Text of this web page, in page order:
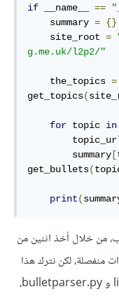
if __name__ ==
    summary
= {}
    site_root
=
g.me.uk/l2p2/"
    the_topics
=
get_topics(
for topic in
        summary
[
get_bullets(
print(
من خلال أخذ اثنين من
منفصلة، لكن نترك هذا
تدريبًا لك، لذا أنشئ الوحدتين linkparser.py و bulletparser.py،